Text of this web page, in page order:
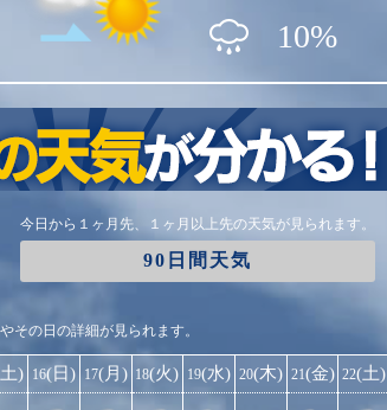
10%
今日から１ヶ月先、１ヶ月以上先の天気が見られます。
90日間天気
その日の詳細が見られます。
) 16(日) 17(月) 18(火) 19(水) 20(木) 21(金) 22(土)